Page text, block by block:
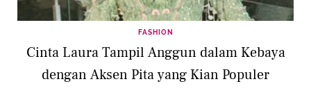
FASHION
Cinta Laura Tampil Anggun dalam Kebaya
dengan Aksen Pita yang Kian Populer